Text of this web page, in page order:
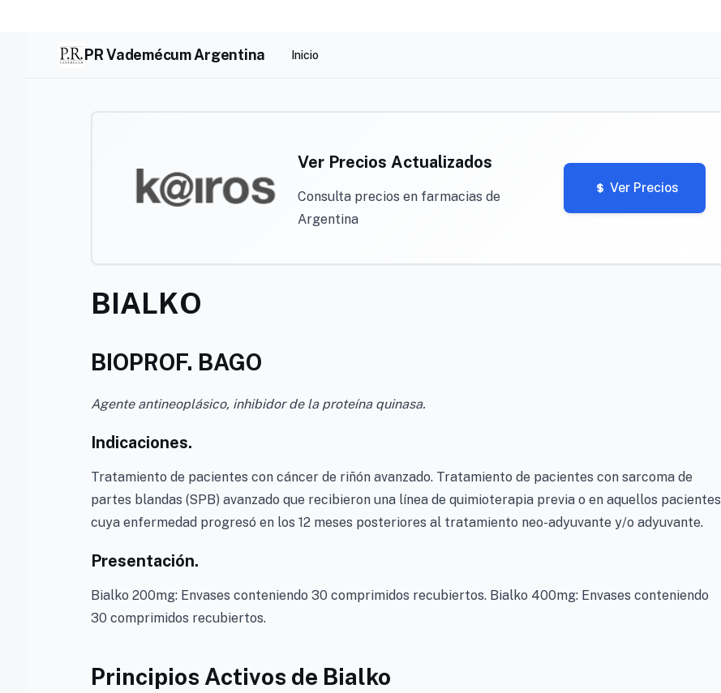
PR Vademécum Argentina Inicio
Ver Precios Actualizados
Consulta precios en farmacias de
Argentina
Ver Precios
BIALKO
BIOPROF. BAGO
Agente antineoplásico, inhibidor de la proteína quinasa.
Indicaciones.
Tratamiento de pacientes con cáncer de riñón avanzado. Tratamiento de pacientes con sarcoma de
partes blandas (SPB) avanzado que recibieron una línea de quimioterapia previa o en aquellos pacientes
cuya enfermedad progresó en los 12 meses posteriores al tratamiento neo-adyuvante y/o adyuvante.
Presentación.
Bialko 200mg: Envases conteniendo 30 comprimidos recubiertos. Bialko 400mg: Envases conteniendo
30 comprimidos recubiertos.
Principios Activos de Bialko